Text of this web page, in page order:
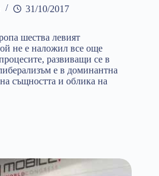
31/10/2017
шества левият
не е наложил все още
развиващи се в
е в доминантна
същността и облика на